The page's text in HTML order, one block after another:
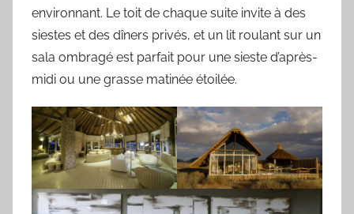
environnant. Le toit de chaque suite invite à des
siestes et des dîners privés, et un lit roulant sur un
sala ombragé est parfait pour une sieste d’après-
midi ou une grasse matinée étoilée.